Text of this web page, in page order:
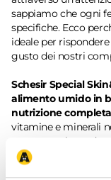
sappiamo che ogni
specifiche. Ecco
ideale per
gusto dei nostri
Schesir Special
alimento umido in
nutrizione
vitamine e minerali
create per
dei gatti adulti,
salutare. Questo